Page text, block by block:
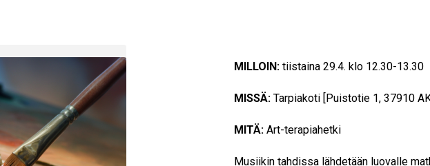
MILLOIN: tiistaina 29.4. klo 12.30-13.30
MISSÄ:Tarpiakoti [Puistotie 1, 37910
MITÄ: Art-terapiahetki
Musiikin tahdissa lähdetään luovalle